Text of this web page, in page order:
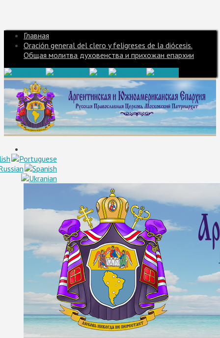
Главная
Oración general del clero y feligreses de la diócesis.
Общая молитва духовенства и прихожан епархии